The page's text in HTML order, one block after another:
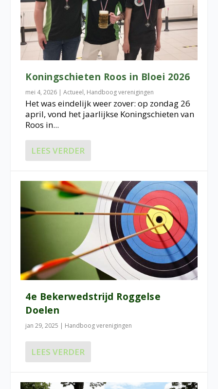
Koningschieten Roos in Bloei 2026
mei 4, 2026 |Actueel, Handboog verenigingen
Het was eindelijk weer zover: op zondag 26
april, vond het jaarlijkse Koningschieten van
Roos in...
LEES VERDER
4e Bekerwedstrijd Roggelse
Doelen
jan 29, 2025 | Handboog verenigingen
LEES VERDER